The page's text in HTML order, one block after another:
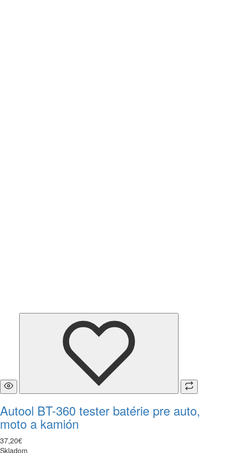
Autool BT-360 tester batérie pre auto,
moto a kamión
37,20€
Skladom